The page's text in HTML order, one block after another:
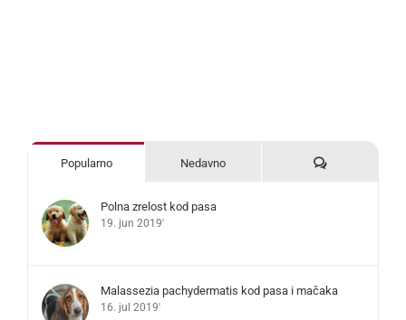
Popularno Nedavno Komentari
Polna zrelost kod pasa
19. jun 2019'
Malassezia pachydermatis kod pasa i mačaka
16. jul 2019'